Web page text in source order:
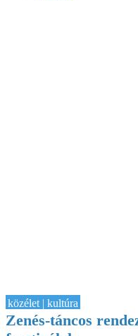
közélet | kultúra
Zenés-táncos